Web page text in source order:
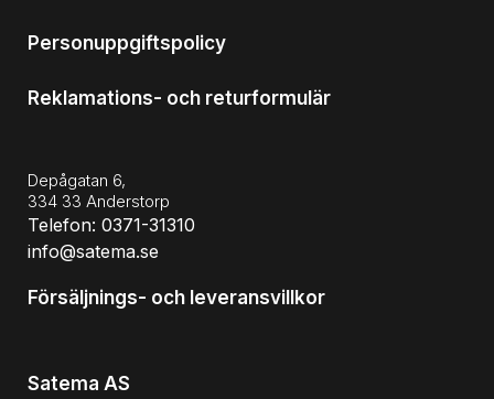
Personuppgiftspolicy
Reklamations- och returformulär
Depågatan 6,
334 33 Anderstorp
Telefon: 0371-31310
info@satema.se
Försäljnings- och leveransvillkor
Satema AS